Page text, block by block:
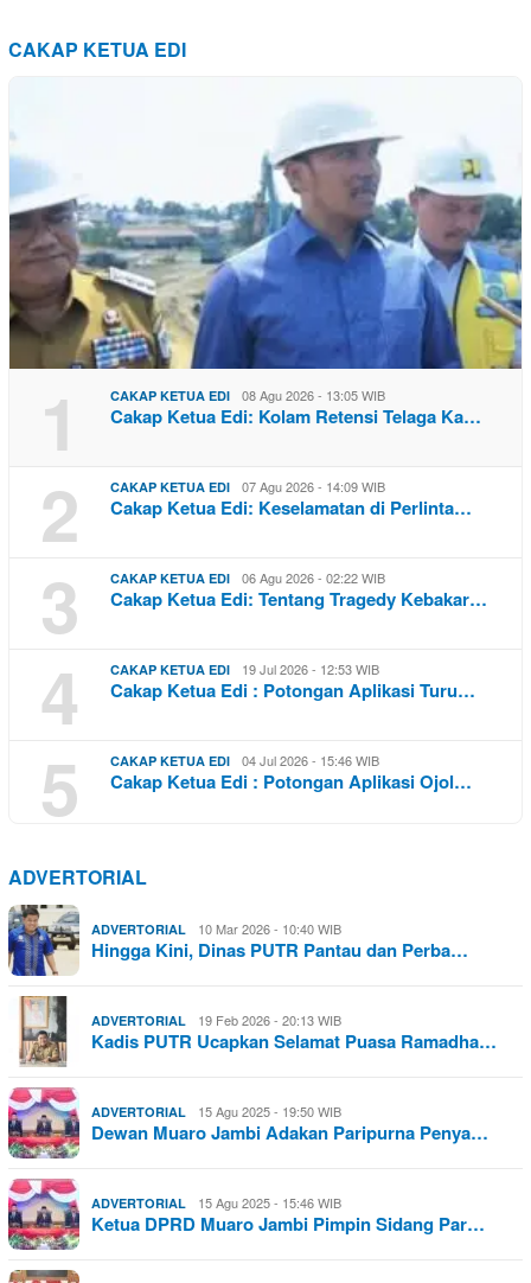
CAKAP KETUA EDI
1 CAKAP KETUA EDI 08 Agu 2026 - 13:05 WIB
Cakap Ketua Edi: Kolam Retensi Telaga Ka…
2 CAKAP KETUA EDI 07 Agu 2026 - 14:09 WIB
Cakap Ketua Edi: Keselamatan di Perlinta…
3 CAKAP KETUA EDI 06 Agu 2026 - 02:22 WIB
Cakap Ketua Edi: Tentang Tragedy Kebakar…
4 CAKAP KETUA EDI 19 Jul 2026 - 12:53 WIB
Cakap Ketua Edi : Potongan Aplikasi Turu…
5 CAKAP KETUA EDI 04 Jul 2026 - 15:46 WIB
Cakap Ketua Edi : Potongan Aplikasi Ojol…
ADVERTORIAL
ADVERTORIAL 10 Mar 2026 - 10:40 WIB
Hingga Kini, Dinas PUTR Pantau dan Perba…
ADVERTORIAL 19 Feb 2026 - 20:13 WIB
Kadis PUTR Ucapkan Selamat Puasa Ramadha…
ADVERTORIAL 15 Agu 2025 - 19:50 WIB
Dewan Muaro Jambi Adakan Paripurna Penya…
ADVERTORIAL 15 Agu 2025 - 15:46 WIB
Ketua DPRD Muaro Jambi Pimpin Sidang Par…